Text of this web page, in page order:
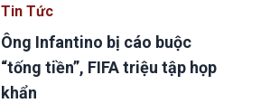
Tin Tức
Ông Infantino bị cáo buộc
“tống tiền”, FIFA triệu tập họp
khẩn